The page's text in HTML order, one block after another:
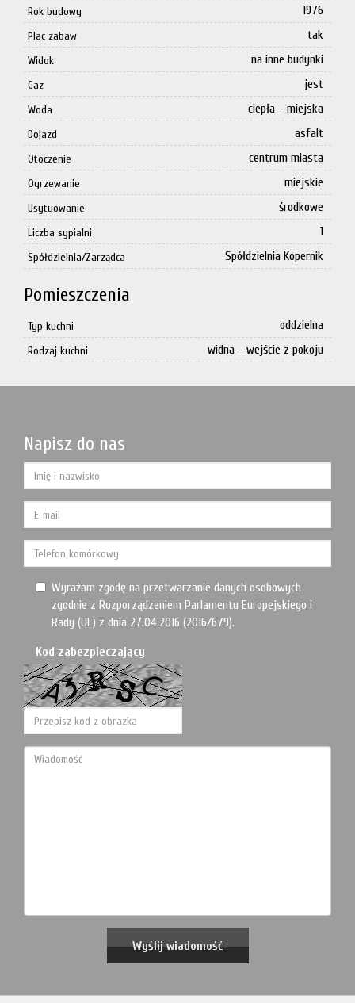
Rok budowy 1976
Plac zabaw tak
Widok na inne budynki
Gaz jest
Woda ciepła - miejska
Dojazd asfalt
Otoczenie centrum miasta
Ogrzewanie miejskie
Usytuowanie środkowe
Liczba sypialni 1
Spółdzielnia/Zarządca Spółdzielnia Kopernik
Pomieszczenia
Typ kuchni oddzielna
Rodzaj kuchni widna - wejście z pokoju
Napisz do nas
Wyrażam zgodę na przetwarzanie danych osobowych
zgodnie z Rozporządzeniem Parlamentu Europejskiego i
Rady (UE) z dnia 27.04.2016 (2016/679).
Kod zabezpieczający